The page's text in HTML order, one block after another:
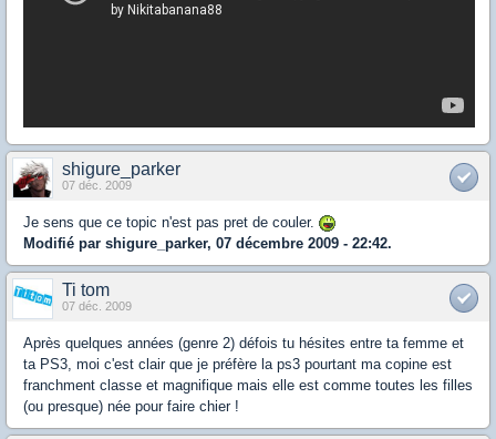
shigure_parker
07 déc. 2009
Je sens que ce topic n'est pas pret de couler.
Modifié par shigure_parker, 07 décembre 2009 - 22:42.
Ti tom
07 déc. 2009
Après quelques années (genre 2) défois tu hésites entre ta femme et
ta PS3, moi c'est clair que je préfère la ps3 pourtant ma copine est
franchment classe et magnifique mais elle est comme toutes les filles
(ou presque) née pour faire chier !